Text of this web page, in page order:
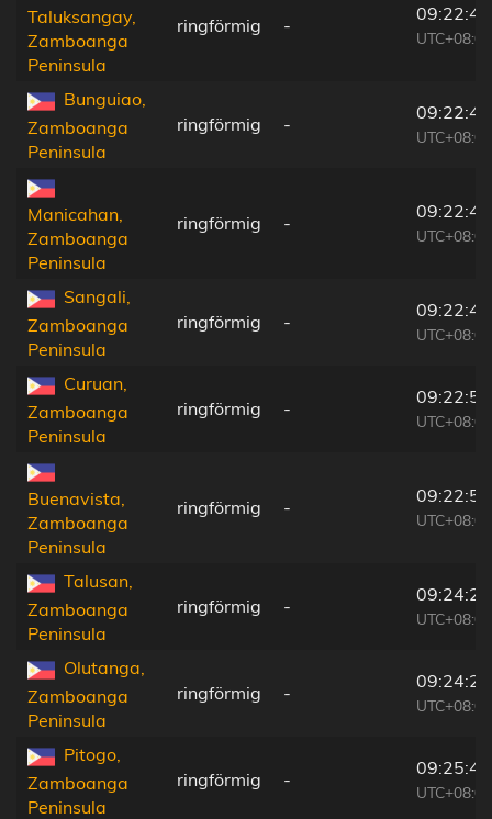
Taluksangay,
Zamboanga
Peninsula
ringförmig -
09:22:42
UTC+08:00
Bunguiao,
Zamboanga
Peninsula
ringförmig -
09:22:45
UTC+08:00
Manicahan,
Zamboanga
Peninsula
ringförmig -
09:22:45
UTC+08:00
Sangali,
Zamboanga
Peninsula
ringförmig -
09:22:45
UTC+08:00
Curuan,
Zamboanga
Peninsula
ringförmig -
09:22:51
UTC+08:00
Buenavista,
Zamboanga
Peninsula
ringförmig -
09:22:55
UTC+08:00
Talusan,
Zamboanga
Peninsula
ringförmig -
09:24:21
UTC+08:00
Olutanga,
Zamboanga
Peninsula
ringförmig -
09:24:26
UTC+08:00
Pitogo,
Zamboanga
Peninsula
ringförmig -
09:25:40
UTC+08:00